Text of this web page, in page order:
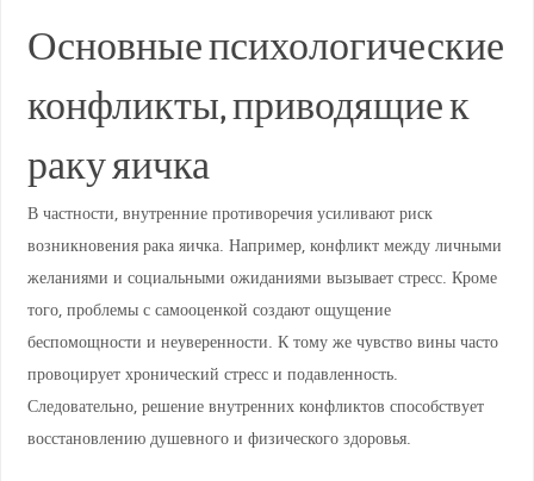
Основные психологические
конфликты, приводящие к
раку яичка
В частности, внутренние противоречия усиливают риск
возникновения рака яичка. Например, конфликт между личными
желаниями и социальными ожиданиями вызывает стресс. Кроме
того, проблемы с самооценкой создают ощущение
беспомощности и неуверенности. К тому же чувство вины часто
провоцирует хронический стресс и подавленность.
Следовательно, решение внутренних конфликтов способствует
восстановлению душевного и физического здоровья.